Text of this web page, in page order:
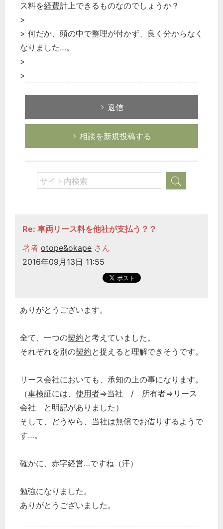
ス料を経費計上できるものなのでしょうか？
>
> 何だか、頭の中で整理が付かず、良く分からなく
なりました…。
>
>
返信
相談を新規投稿する
Re: 車両リース料を他社が支払う？？
著者 otope&okape さん
2016年09月13日 11:55
ありがとうございます。
全て、一つの契約と考えていました。
それぞれを別の契約と捉えると理解できそうです。
リース会社においても、承知の上の事になります。
（車検証には、 使用者⇒当社 / 所有者⇒リース
会社 と明記がありました）
そして、どうやら、当社は無償でお借りするようで
す…。
確かに、赤字経営…ですね（汗）
勉強になりました。
ありがとうございました。
どのカテゴリーに投稿しますか？
選択してください
税務経理
経営の知恵